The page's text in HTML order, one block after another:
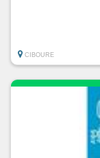
CIBOURE